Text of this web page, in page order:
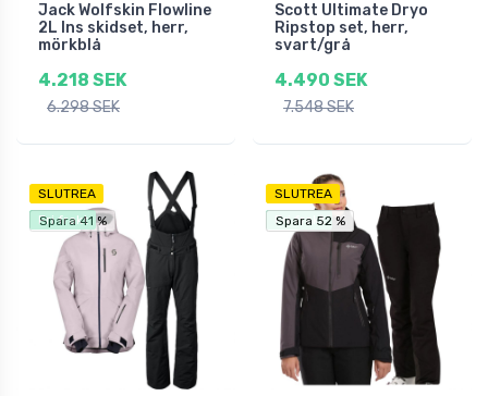
Jack Wolfskin Flowline
2L Ins skidset, herr,
mörkblå
4.218 SEK
6.298 SEK
Scott Ultimate Dryo
Ripstop set, herr,
svart/grå
4.490 SEK
7.548 SEK
SLUTREA
Fri frakt
Spara 41 %
SLUTREA
Fri frakt
Spara 52 %
Spara 52 %